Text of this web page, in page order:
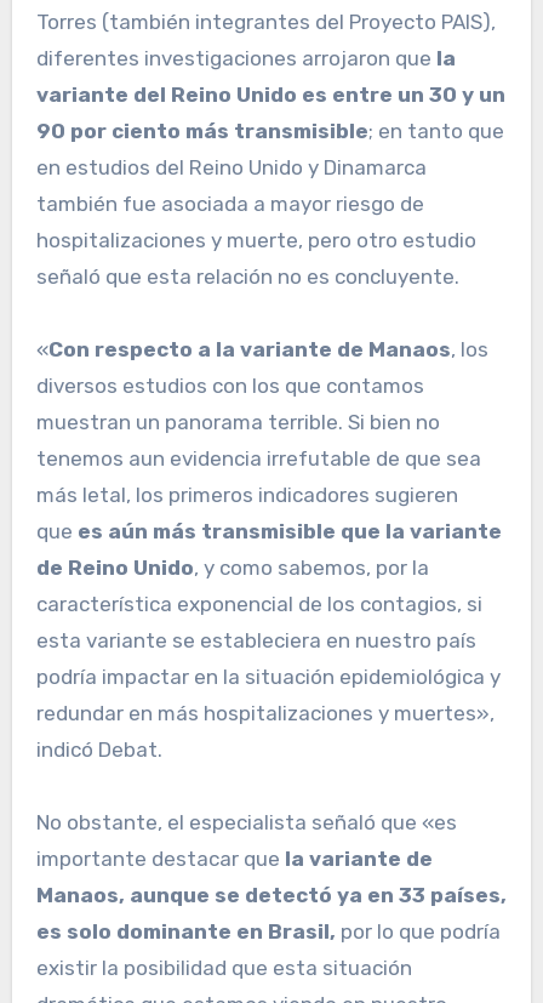
Torres (también integrantes del Proyecto PAIS),
diferentes investigaciones arrojaron que la
variante del Reino Unido es entre un 30 y un
90 por ciento más transmisible; en tanto que
en estudios del Reino Unido y Dinamarca
también fue asociada a mayor riesgo de
hospitalizaciones y muerte, pero otro estudio
señaló que esta relación no es concluyente.
«Con respecto a la variante de Manaos, los
diversos estudios con los que contamos
muestran un panorama terrible. Si bien no
tenemos aun evidencia irrefutable de que sea
más letal, los primeros indicadores sugieren
que es aún más transmisible que la variante
de Reino Unido, y como sabemos, por la
característica exponencial de los contagios, si
esta variante se estableciera en nuestro país
podría impactar en la situación epidemiológica y
redundar en más hospitalizaciones y muertes»,
indicó Debat.
No obstante, el especialista señaló que «es
importante destacar que la variante de
Manaos, aunque se detectó ya en 33 países,
es solo dominante en Brasil, por lo que podría
existir la posibilidad que esta situación